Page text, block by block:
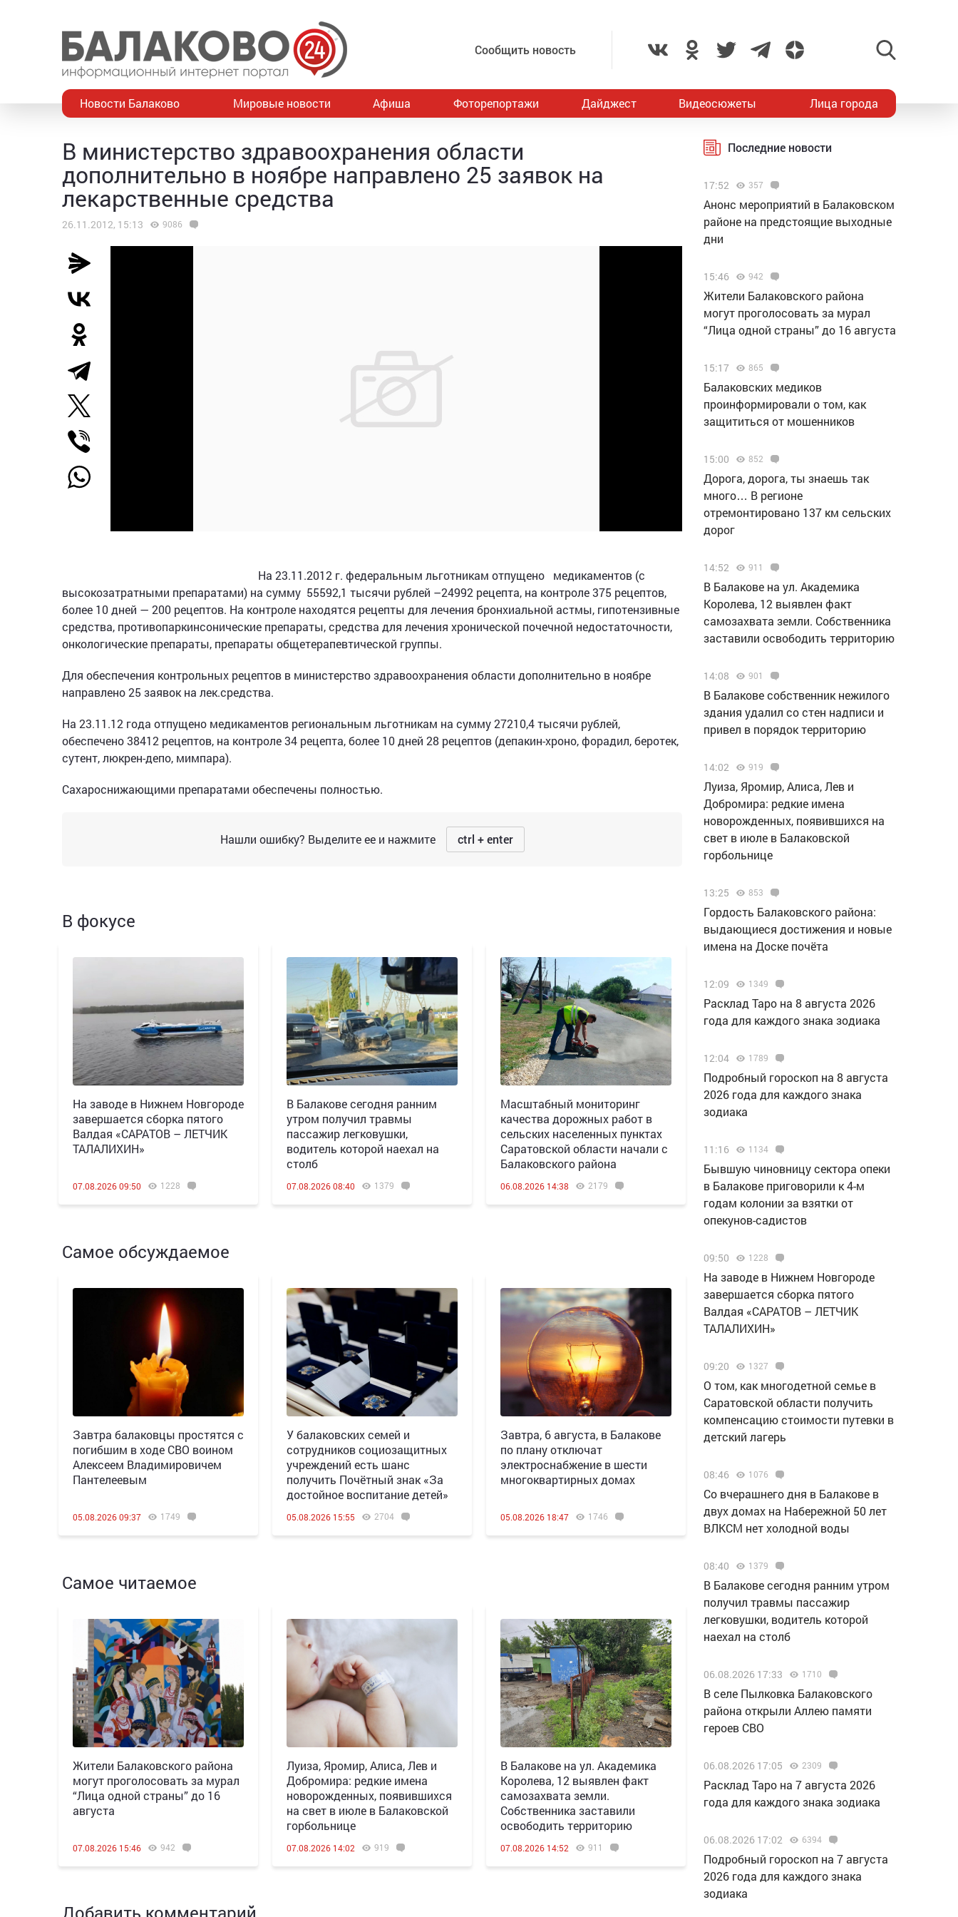
Сообщить новость
Новости Балаково Мировые новости Афиша Фоторепортажи Дайджест Видеосюжеты Лица города
В министерство здравоохранения области
дополнительно в ноябре направлено 25 заявок на
лекарственные средства
26.11.2012, 15:13 9086
На 23.11.2012 г. федеральным льготникам отпущено медикаментов (с
высокозатратными препаратами) на сумму 55592,1 тысячи рублей –24992 рецепта, на контроле 375 рецептов,
более 10 дней — 200 рецептов. На контроле находятся рецепты для лечения бронхиальной астмы, гипотензивные
средства, противопаркинсонические препараты, средства для лечения хронической почечной недостаточности,
онкологические препараты, препараты общетерапевтической группы.
Для обеспечения контрольных рецептов в министерство здравоохранения области дополнительно в ноябре
направлено 25 заявок на лек.средства.
На 23.11.12 года отпущено медикаментов региональным льготникам на сумму 27210,4 тысячи рублей,
обеспечено 38412 рецептов, на контроле 34 рецепта, более 10 дней 28 рецептов (депакин-хроно, форадил, беротек,
сутент, люкрен-депо, мимпара).
Сахароснижающими препаратами обеспечены полностью.
Нашли ошибку? Выделите ее и нажмите ctrl + enter
В фокусе
Н️а заводе в Нижнем Новгороде
завершается сборка пятого
Валдая «САРАТОВ – ЛЕТЧИК
ТАЛАЛИХИН»
07.08.2026 09:50 1228
В Балакове сегодня ранним
утром получил травмы
пассажир легковушки,
водитель которой наехал на
столб
07.08.2026 08:40 1379
Масштабный мониторинг
качества дорожных работ в
сельских населенных пунктах
Саратовской области начали с
Балаковского района
06.08.2026 14:38 2179
Самое обсуждаемое
Завтра балаковцы простятся с
погибшим в ходе СВО воином
Алексеем Владимировичем
Пантелеевым
05.08.2026 09:37 1749
У балаковских семей и
сотрудников социозащитных
учреждений есть шанс
получить Почётный знак «За
достойное воспитание детей»
05.08.2026 15:55 2704
Завтра, 6 августа, в Балакове
по плану отключат
электроснабжение в шести
многоквартирных домах
05.08.2026 18:47 1746
Самое читаемое
Жители Балаковского района
могут проголосовать за мурал
“Лица одной страны” до 16
августа
07.08.2026 15:46 942
Луиза, Яромир, Алиса, Лев и
Добромира: редкие имена
новорожденных, появившихся
на свет в июле в Балаковской
горбольнице
07.08.2026 14:02 919
В Балакове на ул. Академика
Королева, 12 выявлен факт
самозахвата земли.
Собственника заставили
освободить территорию
07.08.2026 14:52 911
Последние новости
17:52 357
Анонс мероприятий в Балаковском
районе на предстоящие выходные
дни
15:46 942
Жители Балаковского района
могут проголосовать за мурал
“Лица одной страны” до 16 августа
15:17 865
Балаковских медиков
проинформировали о том, как
защититься от мошенников
15:00 852
Дорога, дорога, ты знаешь так
много… В регионе
отремонтировано 137 км сельских
дорог
14:52 911
В Балакове на ул. Академика
Королева, 12 выявлен факт
самозахвата земли. Собственника
заставили освободить территорию
14:08 901
В Балакове собственник нежилого
здания удалил со стен надписи и
привел в порядок территорию
14:02 919
Луиза, Яромир, Алиса, Лев и
Добромира: редкие имена
новорожденных, появившихся на
свет в июле в Балаковской
горбольнице
13:25 853
Гордость Балаковского района:
выдающиеся достижения и новые
имена на Доске почёта
12:09 1349
Расклад Таро на 8 августа 2026
года для каждого знака зодиака
12:04 1789
Подробный гороскоп на 8 августа
2026 года для каждого знака
зодиака
11:16 1134
Бывшую чиновницу сектора опеки
в Балакове приговорили к 4-м
годам колонии за взятки от
опекунов-садистов
09:50 1228
Н️а заводе в Нижнем Новгороде
завершается сборка пятого
Валдая «САРАТОВ – ЛЕТЧИК
ТАЛАЛИХИН»
09:20 1327
О том, как многодетной семье в
Саратовской области получить
компенсацию стоимости путевки в
детский лагерь
08:46 1076
Со вчерашнего дня в Балакове в
двух домах на Набережной 50 лет
ВЛКСМ нет холодной воды
08:40 1379
В Балакове сегодня ранним утром
получил травмы пассажир
легковушки, водитель которой
наехал на столб
06.08.2026 17:33 1710
В селе Пылковка Балаковского
района открыли Аллею памяти
героев СВО
06.08.2026 17:05 2309
Расклад Таро на 7 августа 2026
года для каждого знака зодиака
06.08.2026 17:02 6394
Подробный гороскоп на 7 августа
2026 года для каждого знака
зодиака